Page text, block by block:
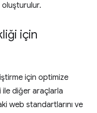
oluşturulur.
için
için optimize
diğer araçlarla
web standartlarını ve